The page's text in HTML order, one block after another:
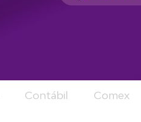
Contábil Comex